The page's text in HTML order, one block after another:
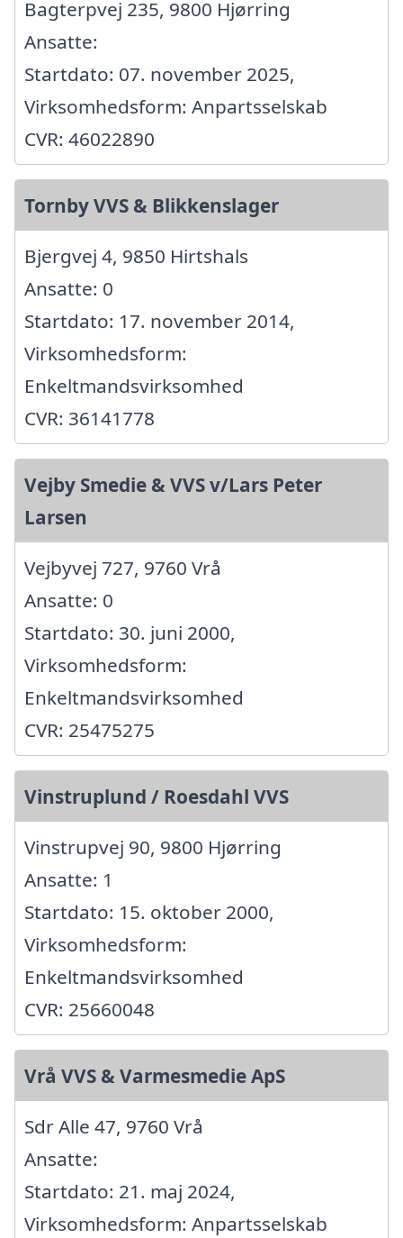
Bagterpvej 235, 9800 Hjørring
Ansatte:
Startdato: 07. november 2025,
Virksomhedsform: Anpartsselskab
CVR: 46022890
Tornby VVS & Blikkenslager
Bjergvej 4, 9850 Hirtshals
Ansatte: 0
Startdato: 17. november 2014,
Virksomhedsform:
Enkeltmandsvirksomhed
CVR: 36141778
Vejby Smedie & VVS v/Lars Peter
Larsen
Vejbyvej 727, 9760 Vrå
Ansatte: 0
Startdato: 30. juni 2000,
Virksomhedsform:
Enkeltmandsvirksomhed
CVR: 25475275
Vinstruplund / Roesdahl VVS
Vinstrupvej 90, 9800 Hjørring
Ansatte: 1
Startdato: 15. oktober 2000,
Virksomhedsform:
Enkeltmandsvirksomhed
CVR: 25660048
Vrå VVS & Varmesmedie ApS
Sdr Alle 47, 9760 Vrå
Ansatte:
Startdato: 21. maj 2024,
Virksomhedsform: Anpartsselskab